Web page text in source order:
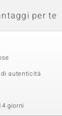
per te
autenticità
giorni